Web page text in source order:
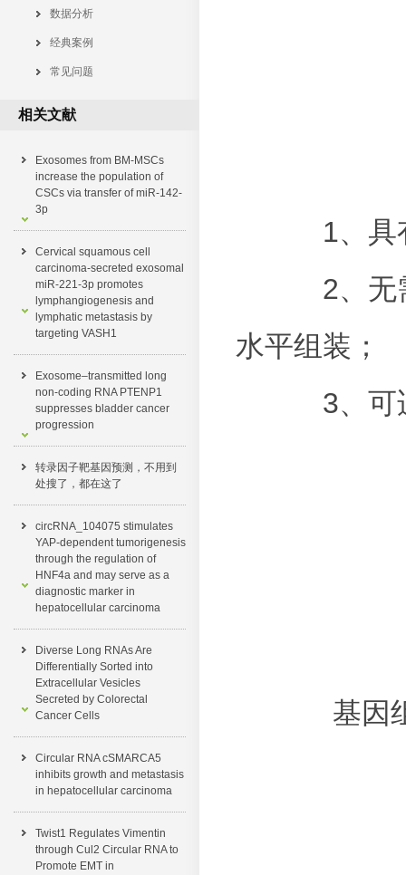
数据分析
经典案例
常见问题
相关文献
Exosomes from BM-MSCs
increase the population of
CSCs via transfer of miR-142-
3p
Cervical squamous cell
carcinoma-secreted exosomal
miR-221-3p promotes
lymphangiogenesis and
lymphatic metastasis by
targeting VASH1
Exosome–transmitted long
non-coding RNA PTENP1
suppresses bladder cancer
progression
转录因子靶基因预测，不用到
处搜了，都在这了​
circRNA_104075 stimulates
YAP-dependent tumorigenesis
through the regulation of
HNF4a and may serve as a
diagnostic marker in
hepatocellular carcinoma
Diverse Long RNAs Are
Differentially Sorted into
Extracellular Vesicles
Secreted by Colorectal
Cancer Cells
Circular RNA cSMARCA5
inhibits growth and metastasis
in hepatocellular carcinoma
Twist1 Regulates Vimentin
through Cul2 Circular RNA to
Promote EMT in
1、具
2、无
水平组装；
3、可
基因